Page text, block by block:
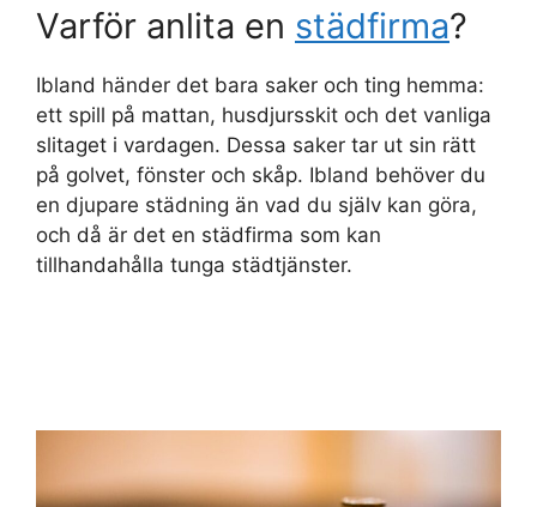
Varför anlita en städfirma?
Ibland händer det bara saker och ting hemma:
ett spill på mattan, husdjursskit och det vanliga
slitaget i vardagen. Dessa saker tar ut sin rätt
på golvet, fönster och skåp. Ibland behöver du
en djupare städning än vad du själv kan göra,
och då är det en städfirma som kan
tillhandahålla tunga städtjänster.